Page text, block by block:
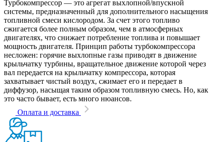
Турбокомпрессор — это агрегат выхлопной/впускной
системы, предназначенный для дополнительного насыщения
топливной смеси кислородом. За счет этого топливо
сжигается более полным образом, чем в атмосферных
двигателях, что снижает потребление топлива и повышает
мощность двигателя. Принцип работы турбокомпрессора
несложен: горячие выхлопные газы приводят в движение
крыльчатку турбины, вращательное движение которой через
вал передается на крыльчатку компрессора, которая
захватывает чистый воздух, сжимает его и передает в
диффузор, насыщая таким образом топливную смесь. Но, как
это часто бывает, есть много нюансов.
Оплата и доставка